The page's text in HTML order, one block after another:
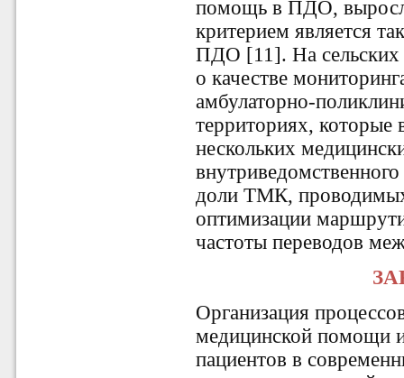
помощь в ПДО,
критерием является
ПДО [11]. На сельских
о качестве
амбулаторно-
территориях, которые
нескольких
доли ТМК,
оптимизации
частоты переводов
Организация
медицинской помощи
пациентов в